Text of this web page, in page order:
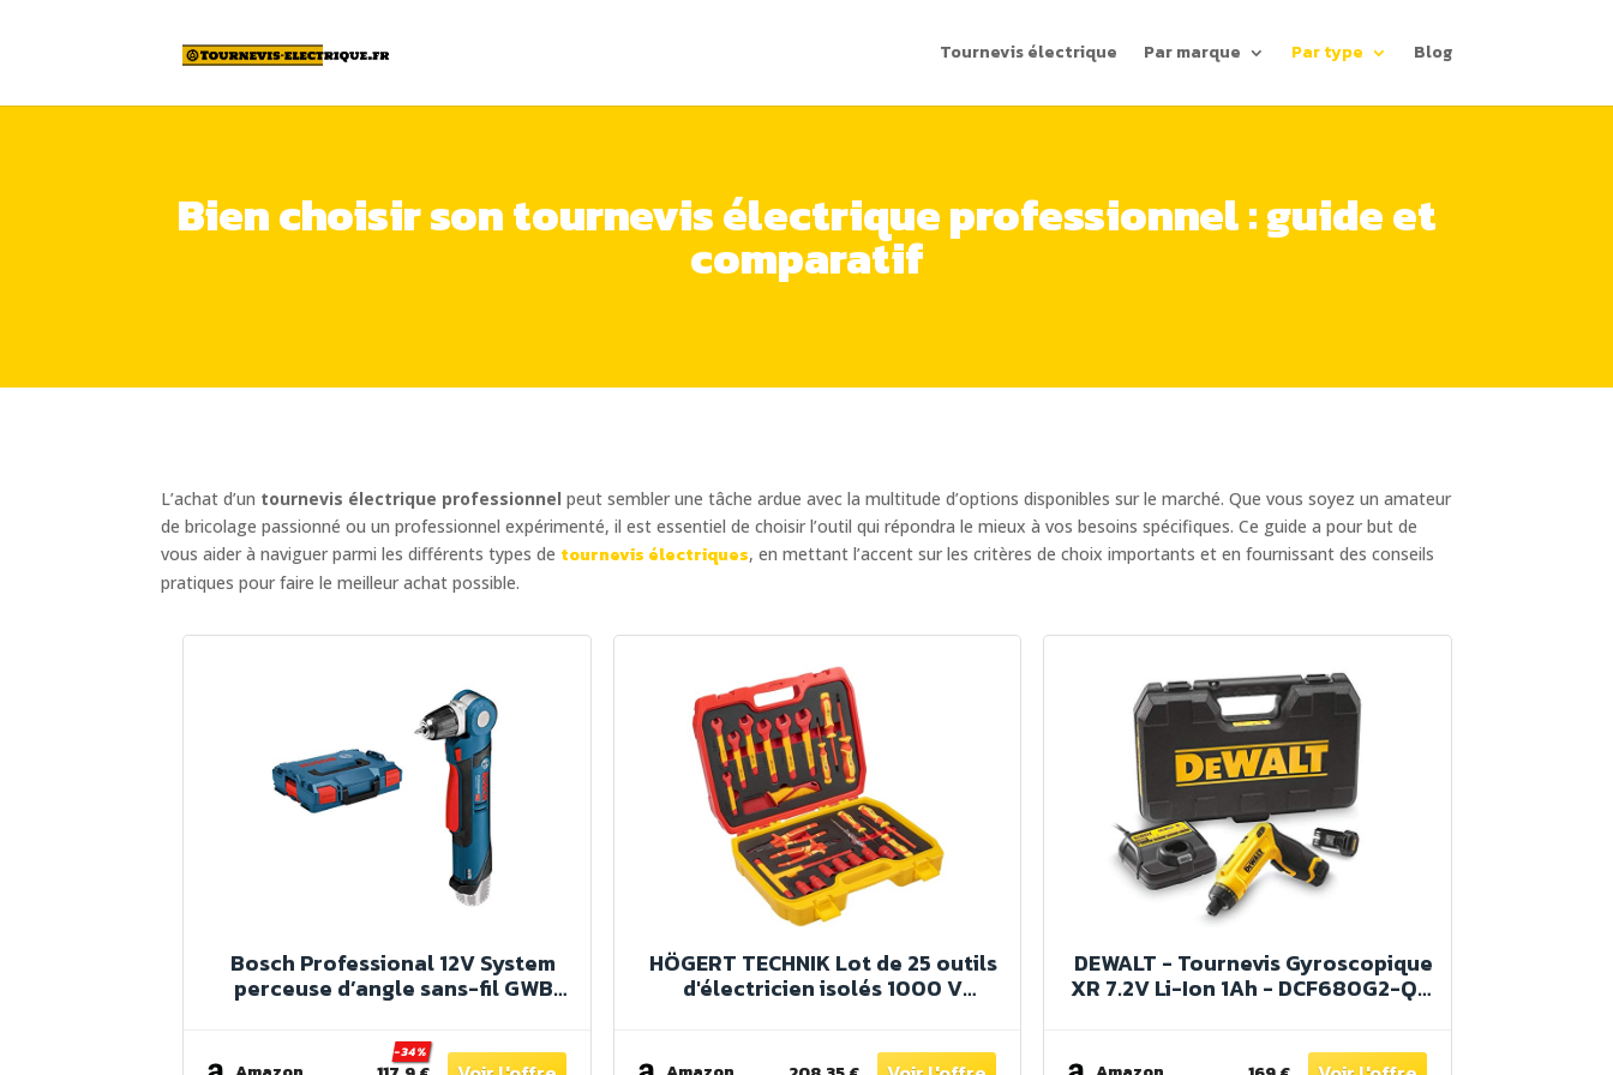
Tournevis électrique Par marque Par type Blog
Bien choisir son tournevis électrique professionnel : guide et
comparatif
L’achat d’un tournevis électrique professionnel peut sembler une tâche ardue avec la multitude d’options disponibles sur le marché. Que vous soyez un amateur
de bricolage passionné ou un professionnel expérimenté, il est essentiel de choisir l’outil qui répondra le mieux à vos besoins spécifiques. Ce guide a pour but de
vous aider à naviguer parmi les différents types de tournevis électriques, en mettant l’accent sur les critères de choix importants et en fournissant des conseils
pratiques pour faire le meilleur achat possible.
Bosch Professional 12V System
perceuse d’angle sans-fil GWB
pour accessoires, calage L-BOXX,
L-BOXX)
-34%
HÖGERT TECHNIK Lot de 25 outils
d'électricien isolés 1000 V
coffret en plastique
DEWALT - Tournevis Gyroscopique
XR 7.2V Li-Ion 1Ah - DCF680G2-QW
Batteries / Chargeur - Vitesse 0-